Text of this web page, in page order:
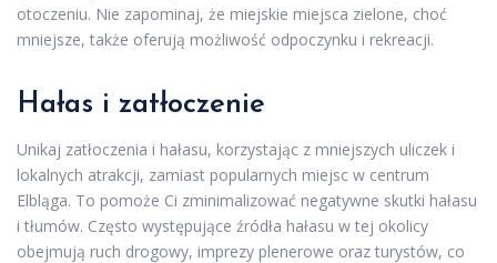
otoczeniu. Nie zapominaj, że miejskie miejsca zielone, choć
mniejsze, także oferują możliwość odpoczynku i rekreacji.
Hałas i zatłoczenie
Unikaj zatłoczenia i hałasu, korzystając z mniejszych uliczek i
lokalnych atrakcji, zamiast popularnych miejsc w centrum
Elbląga. To pomoże Ci zminimalizować negatywne skutki hałasu
i tłumów. Często występujące źródła hałasu w tej okolicy
obejmują ruch drogowy, imprezy plenerowe oraz turystów, co